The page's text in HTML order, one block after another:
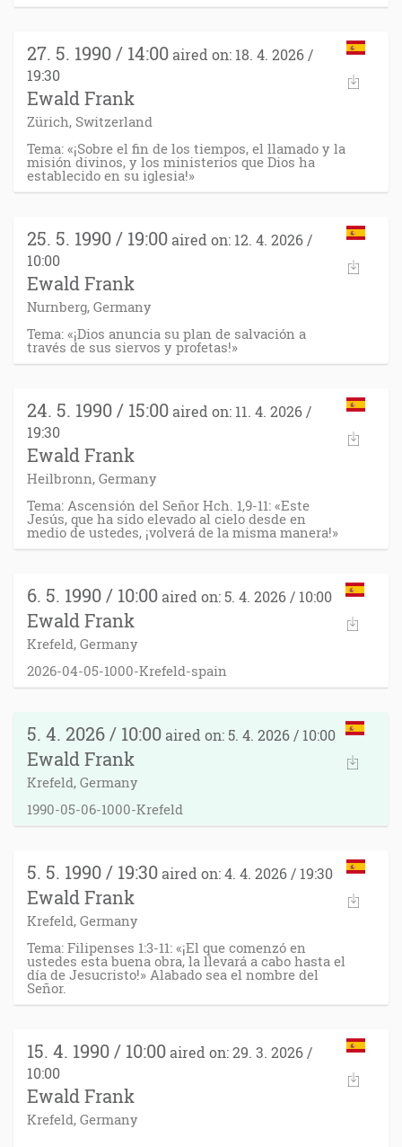
27. 5. 1990 / 14:00 aired on: 18. 4. 2026 /
19:30
Ewald Frank
Zürich, Switzerland
Tema: «¡Sobre el fin de los tiempos, el llamado y la
misión divinos, y los ministerios que Dios ha
establecido en su iglesia!»
25. 5. 1990 / 19:00 aired on: 12. 4. 2026 /
10:00
Ewald Frank
Nurnberg, Germany
Tema: «¡Dios anuncia su plan de salvación a
través de sus siervos y profetas!»
24. 5. 1990 / 15:00 aired on: 11. 4. 2026 /
19:30
Ewald Frank
Heilbronn, Germany
Tema: Ascensión del Señor Hch. 1,9-11: «Este
Jesús, que ha sido elevado al cielo desde en
medio de ustedes, ¡volverá de la misma manera!»
6. 5. 1990 / 10:00 aired on: 5. 4. 2026 / 10:00
Ewald Frank
Krefeld, Germany
2026-04-05-1000-Krefeld-spain
5. 4. 2026 / 10:00 aired on: 5. 4. 2026 / 10:00
Ewald Frank
Krefeld, Germany
1990-05-06-1000-Krefeld
5. 5. 1990 / 19:30 aired on: 4. 4. 2026 / 19:30
Ewald Frank
Krefeld, Germany
Tema: Filipenses 1:3-11: «¡El que comenzó en
ustedes esta buena obra, la llevará a cabo hasta el
día de Jesucristo!» Alabado sea el nombre del
Señor.
15. 4. 1990 / 10:00 aired on: 29. 3. 2026 /
10:00
Ewald Frank
Krefeld, Germany